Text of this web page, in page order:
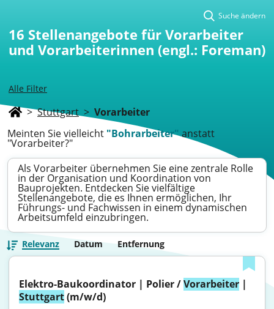
Alle Filter
Suche ändern
16 Stellenangebote für Vorarbeiter
und Vorarbeiterinnen (engl.: Foreman)
> Stuttgart > Vorarbeiter
Meinten Sie vielleicht "Bohrarbeiter"anstatt
"Vorarbeiter?"
Als Vorarbeiter übernehmen Sie eine zentrale Rolle
in der Organisation und Koordination von
Bauprojekten. Entdecken Sie vielfältige
Stellenangebote, die es Ihnen ermöglichen, Ihr
Führungs- und Fachwissen in einem dynamischen
Arbeitsumfeld einzubringen.
Relevanz Datum Entfernung
Elektro-Baukoordinator | Polier / Vorarbeiter
Stuttgart (m/w/d)